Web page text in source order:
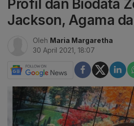
Profil dan Biodata
Jackson, Agama
Oleh Maria Margaretha
30 April 2021, 18:07